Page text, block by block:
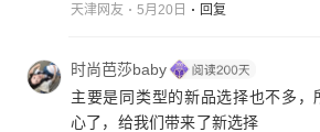
天津网友 5月20日 回复
时尚芭莎baby
主要是同类型的新品选择也不多，
心了，给我们带来了新选择